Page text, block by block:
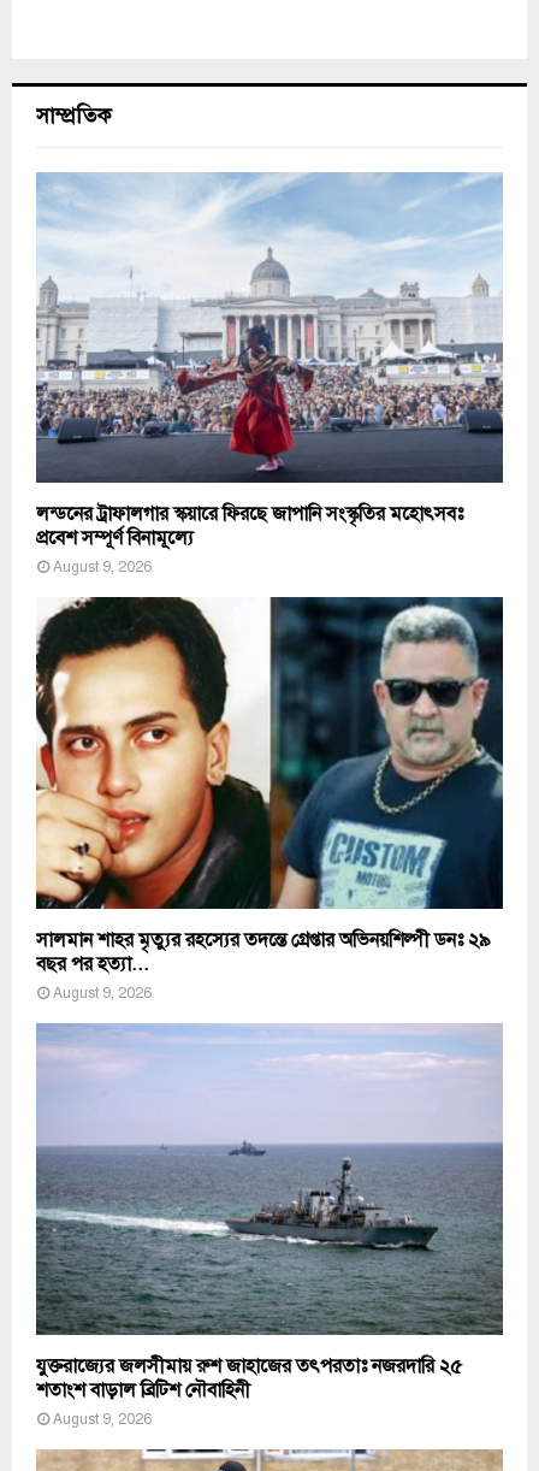
সাম্প্রতিক
লন্ডনের ট্রাফালগার স্কয়ারে ফিরছে জাপানি সংস্কৃতির মহোৎসবঃ
প্রবেশ সম্পূর্ণ বিনামূল্যে
August 9, 2026
সালমান শাহর মৃত্যুর রহস্যের তদন্তে গ্রেপ্তার অভিনয়শিল্পী ডনঃ ২৯
বছর পর হত্যা...
August 9, 2026
যুক্তরাজ্যের জলসীমায় রুশ জাহাজের তৎপরতাঃ নজরদারি ২৫
শতাংশ বাড়াল ব্রিটিশ নৌবাহিনী
August 9, 2026